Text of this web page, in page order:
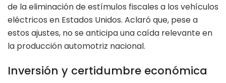
de la eliminación de estímulos fiscales a los vehículos
eléctricos en Estados Unidos. Aclaró que, pese a
estos ajustes, no se anticipa una caída relevante en
la producción automotriz nacional.
Inversión y certidumbre económica